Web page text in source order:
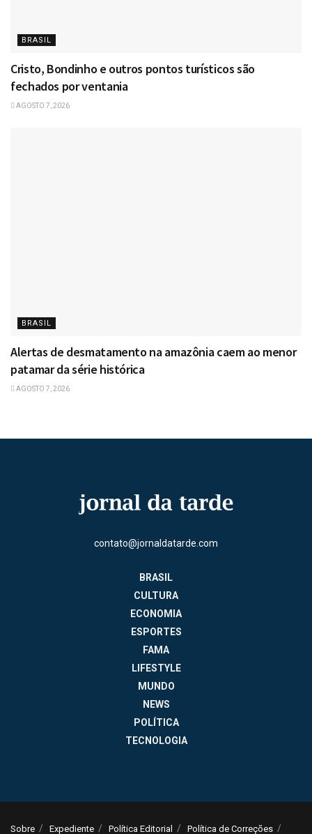
BRASIL
Cristo, Bondinho e outros pontos turísticos são
fechados por ventania
AGOSTO 7, 2026
BRASIL
Alertas de desmatamento na amazônia caem ao menor
patamar da série histórica
AGOSTO 7, 2026
contato@jornaldatarde.com
BRASIL
CULTURA
ECONOMIA
ESPORTES
FAMA
LIFESTYLE
MUNDO
NEWS
POLÍTICA
TECNOLOGIA
Sobre Expediente Política Editorial Política de Correções